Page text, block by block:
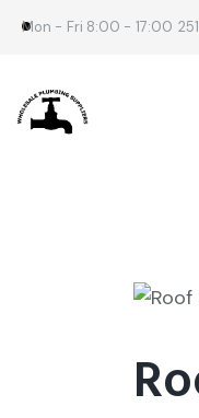
Mon - Fri 8:00 - 17:00